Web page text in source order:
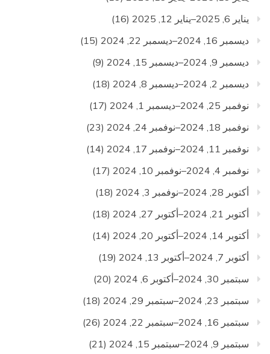
يناير 6, 2025–يناير 12, 2025
(16)
ديسمبر 16, 2024–ديسمبر 22, 2024
(15)
ديسمبر 9, 2024–ديسمبر 15, 2024
(9)
ديسمبر 2, 2024–ديسمبر 8, 2024
(18)
نوفمبر 25, 2024–ديسمبر 1, 2024
(17)
نوفمبر 18, 2024–نوفمبر 24, 2024
(23)
نوفمبر 11, 2024–نوفمبر 17, 2024
(14)
نوفمبر 4, 2024–نوفمبر 10, 2024
(17)
أكتوبر 28, 2024–نوفمبر 3, 2024
(18)
أكتوبر 21, 2024–أكتوبر 27, 2024
(18)
أكتوبر 14, 2024–أكتوبر 20, 2024
(14)
أكتوبر 7, 2024–أكتوبر 13, 2024
(19)
سبتمبر 30, 2024–أكتوبر 6, 2024
(20)
سبتمبر 23, 2024–سبتمبر 29, 2024
(18)
سبتمبر 16, 2024–سبتمبر 22, 2024
(26)
سبتمبر 9, 2024–سبتمبر 15, 2024
(21)